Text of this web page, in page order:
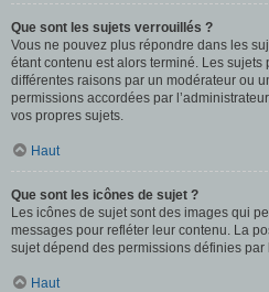
Que sont les sujets verrouillés ?
Vous ne pouvez plus répondre dans les
étant contenu est alors terminé. Les
différentes raisons par un modérateur ou
permissions accordées par
vos propres sujets.
Haut
Que sont les icônes de sujet ?
Les icônes de sujet sont des images qui
messages pour refléter leur contenu. La
sujet dépend des permissions définies par
Haut